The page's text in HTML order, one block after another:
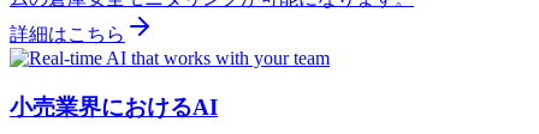
詳細はこちら
小売業界におけるAI